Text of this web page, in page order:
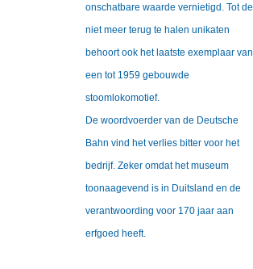
onschatbare waarde vernietigd. Tot de
niet meer terug te halen unikaten
behoort ook het laatste exemplaar van
een tot 1959 gebouwde
stoomlokomotief.
De woordvoerder van de Deutsche
Bahn vind het verlies bitter voor het
bedrijf. Zeker omdat het museum
toonaagevend is in Duitsland en de
verantwoording voor 170 jaar aan
erfgoed heeft.